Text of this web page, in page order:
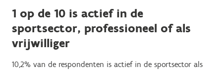
1 op de 10 is actief in de
sportsector, professioneel of als
vrijwilliger
10,2% van de respondenten is actief in de sportsector als